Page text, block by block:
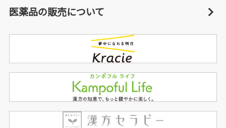
医薬品の販売について